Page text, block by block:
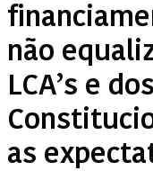
não
LCA’s e
as